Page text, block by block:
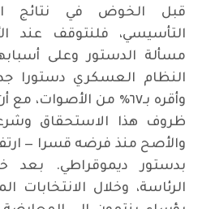
قبل الخوض في نتائج
التأسيسي، فلنتوقف عند
النظام العسكري دستورا
وأقره بـ٦٧٪ من
ظروف هذا الاستحقاق
والأصح منذ فرضه قسرا —
بدستور ديموقراطي. بعد
الرئاسة، وخلال الانتخابات